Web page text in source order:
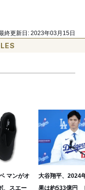
終更新日: 2023年03月15日
マンがオ
、スエー
大谷翔平、2024
果は約533億円